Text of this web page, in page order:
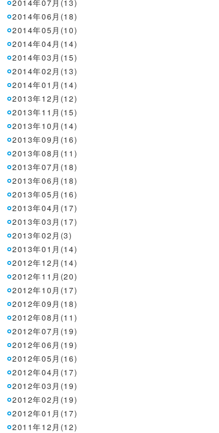
2014年07月(13)
2014年06月(18)
2014年05月(10)
2014年04月(14)
2014年03月(15)
2014年02月(13)
2014年01月(14)
2013年12月(12)
2013年11月(15)
2013年10月(14)
2013年09月(16)
2013年08月(11)
2013年07月(18)
2013年06月(18)
2013年05月(16)
2013年04月(17)
2013年03月(17)
2013年02月(3)
2013年01月(14)
2012年12月(14)
2012年11月(20)
2012年10月(17)
2012年09月(18)
2012年08月(11)
2012年07月(19)
2012年06月(19)
2012年05月(16)
2012年04月(17)
2012年03月(19)
2012年02月(19)
2012年01月(17)
2011年12月(12)